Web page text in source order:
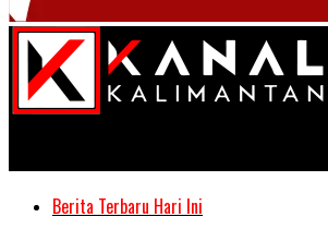
Berita Terbaru Hari Ini